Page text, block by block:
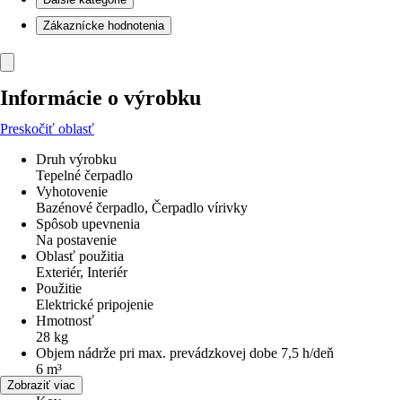
Zákaznícke hodnotenia
Informácie o výrobku
Preskočiť oblasť
Druh výrobku
Tepelné čerpadlo
Vyhotovenie
Bazénové čerpadlo, Čerpadlo vírivky
Spôsob upevnenia
Na postavenie
Oblasť použitia
Exteriér, Interiér
Použitie
Elektrické pripojenie
Hmotnosť
28 kg
Objem nádrže pri max. prevádzkovej dobe 7,5 h/deň
6 m³
Materiál
Zobraziť viac